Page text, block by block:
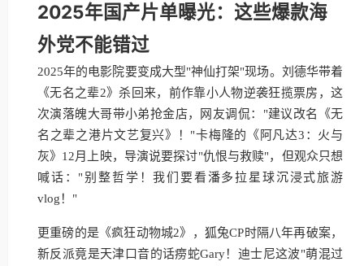
2025年国产片单曝光：这些爆款海
外党不能错过
2025年的电影院要变成大型"神仙打架"现场。刘德华带着
《无名之辈2》杀回来，前作靠小人物逆袭狂揽票房，这
次演落魄大哥带小弟抢金店，网友调侃："建议改名《无
名之辈之港片文艺复兴》！"卡梅隆的《阿凡达3：火与
灰》12月上映，导演说要探讨"仇恨与救赎"，但观众只想
喊话："别整哲学！我们要看潘多拉星球沉浸式旅游
vlog！"
更重磅的是《疯狂动物城2》，狐兔CP时隔八年再破案，
新反派竟是天津口音的话痨蛇Gary！迪士尼这波"萌混过